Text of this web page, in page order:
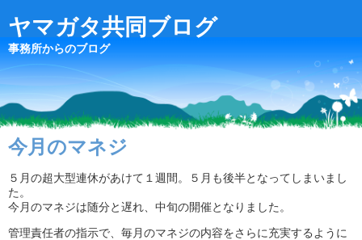
ヤマガタ共同ブログ
事務所からのブログ
今月のマネジ
５月の超大型連休があけて１週間。５月も後半となってしまいまし
た。
今月のマネジは随分と遅れ、中旬の開催となりました。
管理責任者の指示で、毎月のマネジの内容をさらに充実するように